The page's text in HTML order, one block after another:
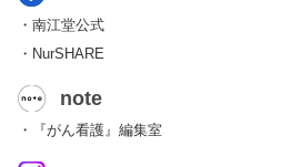
・南江堂公式
・NurSHARE
note
・『がん看護』編集室